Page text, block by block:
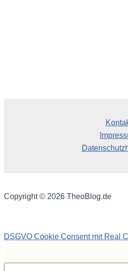
Copyright © 2026 TheoBlog.de
DSGVO Cookie Consent mit Real